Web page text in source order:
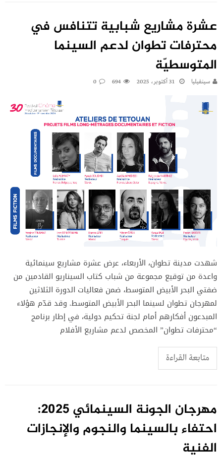
عشرة مشاريع شبابية تتنافس في
محترفات تطوان لدعم السينما
المتوسطيّة
سينفيليا 31 أكتوبر، 2025 694
0
شهدت مدينة تطوان، الأربعاء، عرض عشرة مشاريع سينمائية
واعدة من توقيع مجموعة من شباب كتاب السيناريو القادمين من
ضفتي البحر الأبيض المتوسط، ضمن فعاليات الدورة الثلاثين
لمهرجان تطوان لسينما البحر الأبيض المتوسط. وقد قدّم هؤلاء
المبدعون أفكارهم أمام لجنة تحكيم دولية، في إطار برنامج
“محترفات تطوان” المخصص لدعم مشاريع الأفلام
متابعة القراءة
مهرجان الجونة السينمائي 2025:
احتفاء بالسينما والنجوم والإنجازات
الفنية